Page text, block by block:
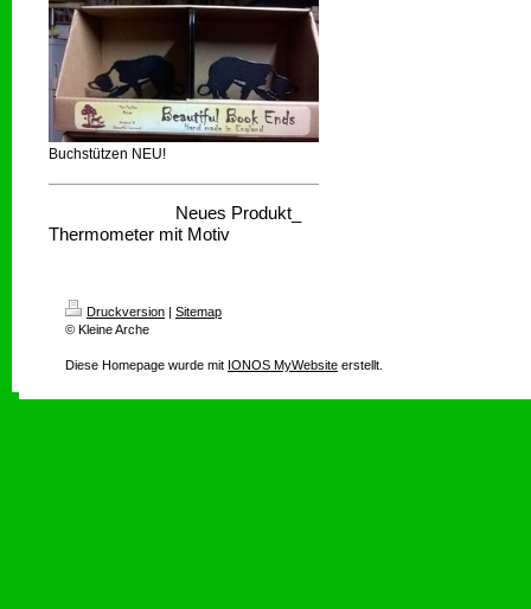
Buchstützen NEU!
Neues Produkt_
Thermometer mit Motiv
Druckversion | Sitemap
© Kleine Arche
Diese Homepage wurde mit IONOS MyWebsite erstellt.